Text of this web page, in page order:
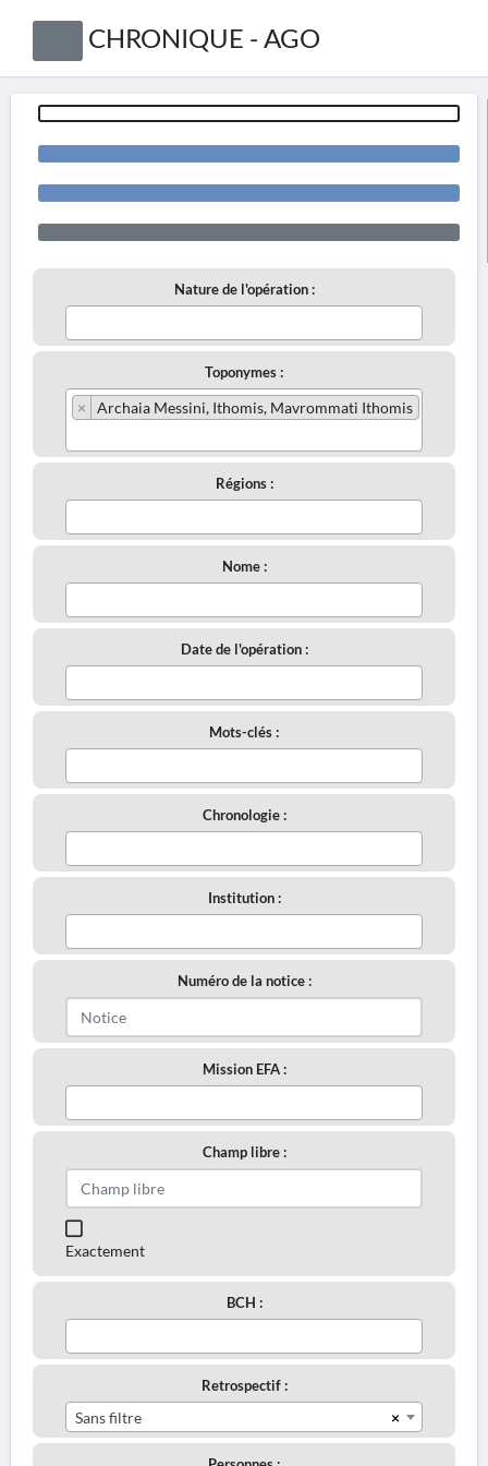
CHRONIQUE - AGO
Nature de l'opération :
Toponymes :
× Archaia Messini, Ithomis, Mavrommati Ithomis
Régions :
Nome :
Date de l'opération :
Mots-clés :
Chronologie :
Institution :
Numéro de la notice :
Mission EFA :
Champ libre :
Exactement
BCH :
Retrospectif :
×
Sans filtre